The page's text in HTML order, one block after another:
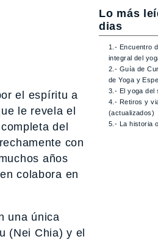
el espíritu a
le revela el
del
con
años
colabora en
una única
(Nei Chia) y el
Lo más
dias
1.- Encuentro
integral del
2.- Guía de
de Yoga y
3.- El yoga del
4.- Retiros y
(actualizados)
5.- La historia